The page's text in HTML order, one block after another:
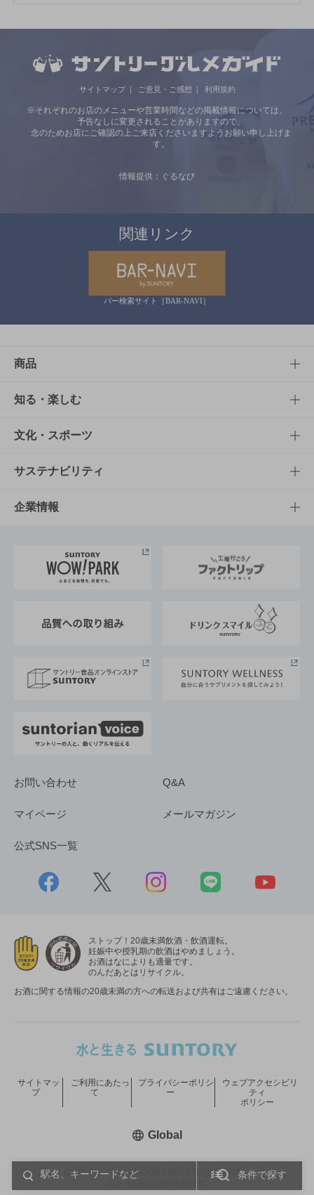
条件で探す
サイトマップ ご意見・ご感想 利用規約
※それぞれのお店のメニューや営業時間などの掲載情報については、
予告なしに変更されることがありますので、
念のためお店にご確認の上ご来店くださいますようお願い申し上げま
す。
情報提供：ぐるなび
関連リンク
バー検索サイト［BAR-NAVI］
商品
商品TOP
商品一覧
商品発売情報
栄養成分一覧
知る・楽しむ
知る・楽しむTOP
キャンペーン
工場見学
地域情報
文化・スポーツ
文化・スポーツTOP
サントリーホール
サントリーサンバーズ大阪
サステナビリティ
サステナビリティTOP
サントリーが考えるサステナビリティ経営
企業情報
企業概要
採用情報
お問い合わせ Q&A
マイページ メールマガジン
公式SNS一覧
ストップ！20歳未満飲酒・飲酒運転。
妊娠中や授乳期の飲酒はやめましょう。
お酒はなによりも適量です。
のんだあとはリサイクル。
お酒に関する情報の20歳未満の方への転送および共有はご遠慮ください。
COPYRIGHT © SUNTORY HOLDINGS LIMITED.
サイトマッ
プ
ご利用にあたっ
て
プライバシーポリシ
ー
ウェブアクセシビリ
ティ
ポリシー
Global新しいウィンドウで開く